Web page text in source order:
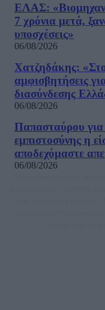
ΕΛΑΣ:
7 χρόνια μετά,
υποσχέσεις»
06/08/2026
Χατζηδάκης:
αμφισβητήσεις
διασύνδεσης
06/08/2026
Παπασταύρου
εμπιστοσύνης η
αποδεχόμαστε
06/08/2026